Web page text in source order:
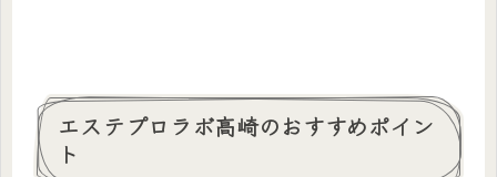
エステプロラボ高崎のおすすめポイン
ト